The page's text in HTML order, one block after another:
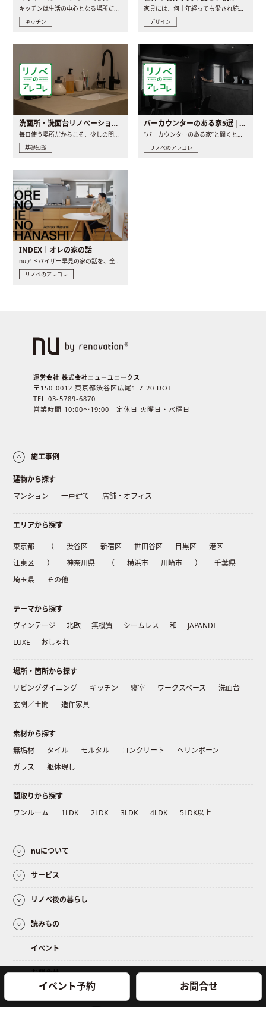
イベント予約 お問合せ
キッチンは生活の中心となる場所だからこそ、家の中のどこに置..
キッチン
家具には、何十年経っても愛され続ける「名作」と呼ばれるもの..
デザイン
洗面所・洗面台リノベーションの事例と間取りアイデア
毎日使う場所だからこそ、少しの間取りの工夫や素材の選び方で..
基礎知識
バーカウンターのある家5選 | 日常に馴染む“距離の近い”キッチンとは
“バーカウンターのある家”と聞くと、少し特別な、大人のための..
リノベのアレコレ
INDEX｜オレの家の話
nuアドバイザー早見の家の話を、全4話でお届け。リノベーションを..
リノベのアレコレ
運営会社 株式会社ニューユニークス
〒150-0012 東京都渋谷区広尾1-7-20 DOT
TEL 03-5789-6870
営業時間 10:00〜19:00 定休日 火曜日・水曜日
施工事例
建物から探す
マンション
一戸建て 店舗・オフィス
エリアから探す
東京都 （ 渋谷区 新宿区 世田谷区 目黒区
港区
江東区
） 神奈川県 （ 横浜市 川崎市 ）
千葉県
埼玉県
その他
テーマから探す
ヴィンテージ
北欧 無機質 シームレス 和
JAPANDI
LUXE
おしゃれ
場所・箇所から探す
リビングダイニング
キッチン 寝室 ワークスペース
洗面台
玄関／土間
造作家具
素材から探す
無垢材
タイル モルタル コンクリート
ヘリンボーン
ガラス
躯体現し
間取りから探す
ワンルーム
1LDK 2LDK 3LDK 4LDK 5LDK以上
nuについて
サービス
リノベ後の暮らし
読みもの
イベント
お問合せ